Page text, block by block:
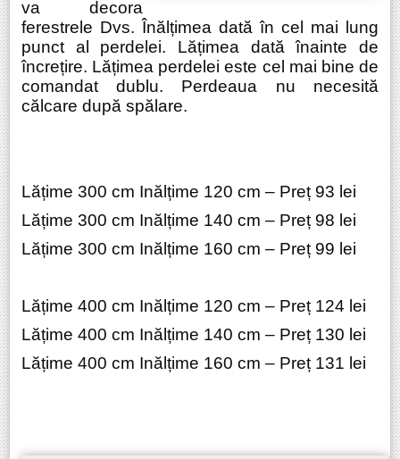
va decora
ferestrele Dvs. Înălțimea dată în cel mai lung
punct al perdelei. Lățimea dată înainte de
încrețire. Lățimea perdelei este cel mai bine de
comandat dublu. Perdeaua nu necesită
călcare după spălare.
Lățime 300 cm Inălțime 120 cm – Preț 93 lei
Lățime 300 cm Inălțime 140 cm – Preț 98 lei
Lățime 300 cm Inălțime 160 cm – Preț 99 lei
Lățime 400 cm Inălțime 120 cm – Preț 124 lei
Lățime 400 cm Inălțime 140 cm – Preț 130 lei
Lățime 400 cm Inălțime 160 cm – Preț 131 lei